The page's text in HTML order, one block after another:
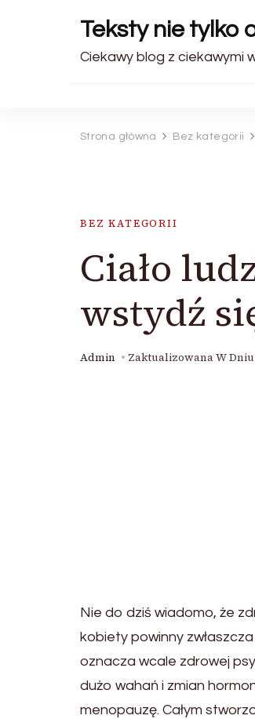
Teksty nie tylko
Ciekawy blog z ciekawymi
Strona główna Bez kategorii
BEZ KATEGORII
Ciało
wstydź
Admin Zaktualizowana W Dniu
Nie do dziś wiadomo, że
kobiety powinny
oznacza wcale zdrowej
dużo wahań i zmian
menopauzę. Całym